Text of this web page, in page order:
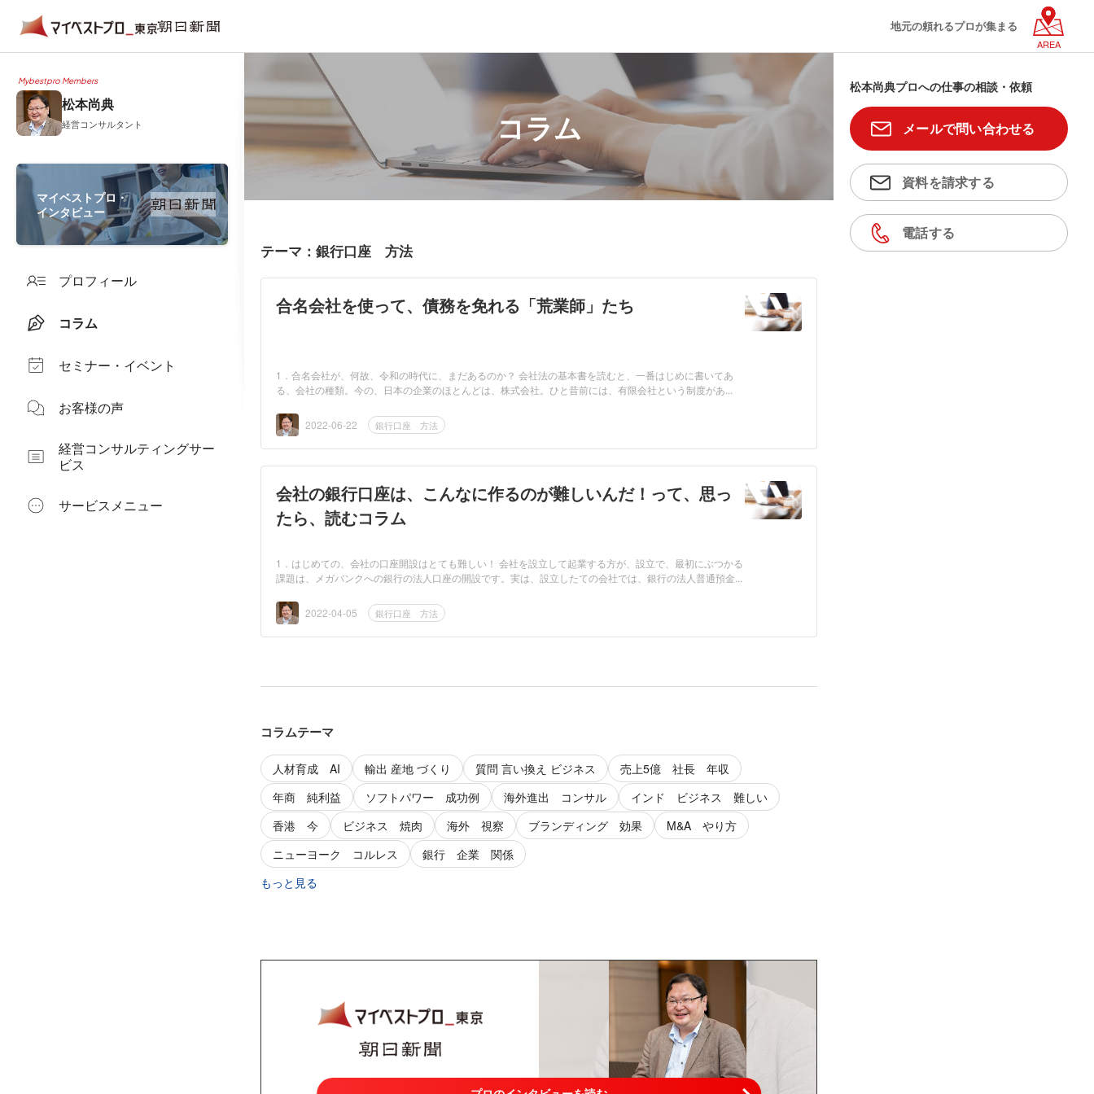
地元の頼れるプロが集まる
AREA
Mybestpro Members
松本尚典
経営コンサルタント
マイベストプロ・
インタビュー
プロフィール
コラム
セミナー・イベント
お客様の声
経営コンサルティングサー
ビス
サービスメニュー
コラム
テーマ：銀行口座 方法
合名会社を使って、債務を免れる「荒業師」たち
1．合名会社が、何故、令和の時代に、まだあるのか？ 会社法の基本書を読むと、一番はじめに書いてあ
る、会社の種類。今の、日本の企業のほとんどは、株式会社。ひと昔前には、有限会社という制度があ...
2022-06-22 銀行口座 方法
会社の銀行口座は、こんなに作るのが難しいんだ！って、思っ
たら、読むコラム
1．はじめての、会社の口座開設はとても難しい！ 会社を設立して起業する方が、設立で、最初にぶつかる
課題は、メガバンクへの銀行の法人口座の開設です。実は、設立したての会社では、銀行の法人普通預金...
2022-04-05 銀行口座 方法
コラムテーマ
人材育成 AI 輸出 産地 づくり 質問 言い換え ビジネス
売上5億 社長 年収
年商 純利益
ソフトパワー 成功例 海外進出 コンサル
インド ビジネス 難しい
香港 今
ビジネス 焼肉 海外 視察 ブランディング 効果
M&A やり方
ニューヨーク コルレス
銀行 企業 関係
もっと見る
松本尚典プロへの仕事の相談・依頼
メールで問い合わせる
資料を請求する
電話する